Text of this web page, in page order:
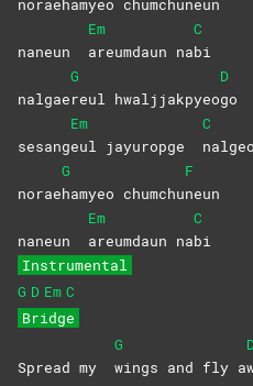
noraehamyeo chumchuneun
naneun
Em
areumdaun na
C
bi
nalgae
G
reul hwaljjakpyeo
D
go
sesang
Em
eul jayuropge
C
norae
G
hamyeo chumchu
F
neun
naneun
Em
areumdaun na
C
bi
Instrumental
G D Em C
Bridge
Spread my
G
wings and fly a